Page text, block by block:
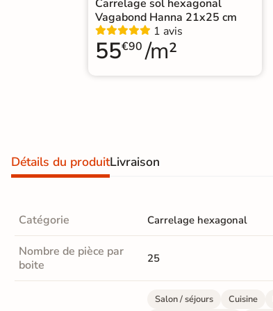
Carrelage extra fin
Carrelage brillant
ÉCHANTILLONS
GRATUITS
Échantillons
Carrelage sol hexagonal
Vagabond Hanna 21x25 cm
1 avis
55€90 /m²
Détails du produitLivraison
Catégorie Carrelage hexagonal
Nombre de pièce par
boite
25
Salon / séjours Cuisine